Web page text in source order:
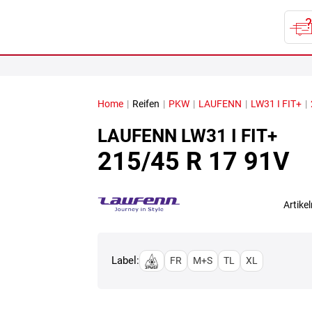
Home | Reifen | PKW | LAUFENN | LW31 I FIT+ |
LAUFENN LW31 I FIT+
215/45 R 17 91V
Label: FR M+S TL XL